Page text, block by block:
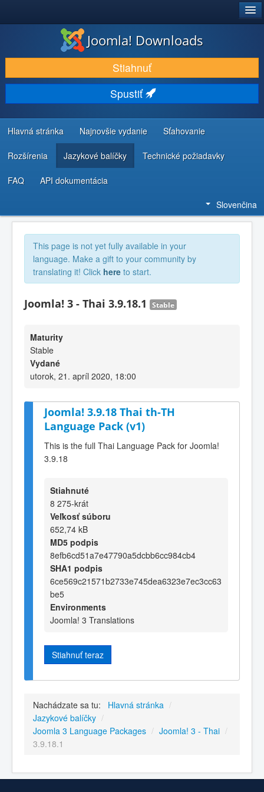
STIAHNUŤ & ROZŠÍRIŤ
OBJAVUJTE & UČTE SA
KOMUNITA & PODPORA
ZDROJE INFORMÁCIÍ PRE VÝVOJÁROV
Joomla! Downloads
Stiahnuť
Spustiť
Hlavná stránka Najnovšie vydanie Sťahovanie
Rozšírenia Jazykové balíčky Technické požiadavky
FAQ API dokumentácia
Slovenčina
This page is not yet fully available in your
language. Make a gift to your community by
translating it! Click here to start.
Joomla! 3 - Thai 3.9.18.1 Stable
Maturity
Stable
Vydané
utorok, 21. apríl 2020, 18:00
Joomla! 3.9.18 Thai th-TH
Language Pack (v1)
This is the full Thai Language Pack for Joomla!
3.9.18
Stiahnuté
8 275-krát
Veľkosť súboru
652,74 kB
MD5 podpis
8efb6cd51a7e47790a5dcbb6cc984cb4
SHA1 podpis
6ce569c21571b2733e745dea6323e7ec3cc63
be5
Environments
Joomla! 3 Translations
Stiahnuť teraz
Nachádzate sa tu: Hlavná stránka /
Jazykové balíčky /
Joomla 3 Language Packages / Joomla! 3 - Thai /
3.9.18.1